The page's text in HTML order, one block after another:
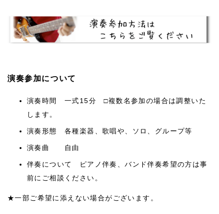
演奏参加について
演奏時間 一式15分 □複数名参加の場合は調整いた
します。
演奏形態 各種楽器、歌唱や、ソロ、グループ等
演奏曲 自由
伴奏について ピアノ伴奏、バンド伴奏希望の方は事
前にご相談ください。
★一部ご希望に添えない場合がございます。